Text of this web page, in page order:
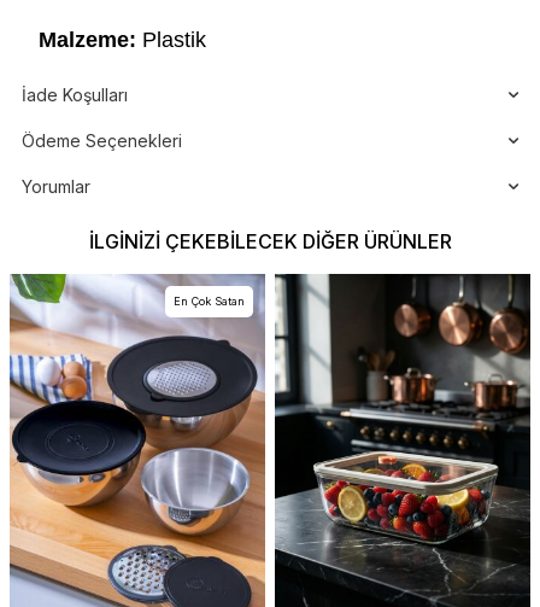
Malzeme: Plastik
İade Koşulları
Ödeme Seçenekleri
Yorumlar
İLGINIZI ÇEKEBILECEK DIĞER ÜRÜNLER
En Çok Satan